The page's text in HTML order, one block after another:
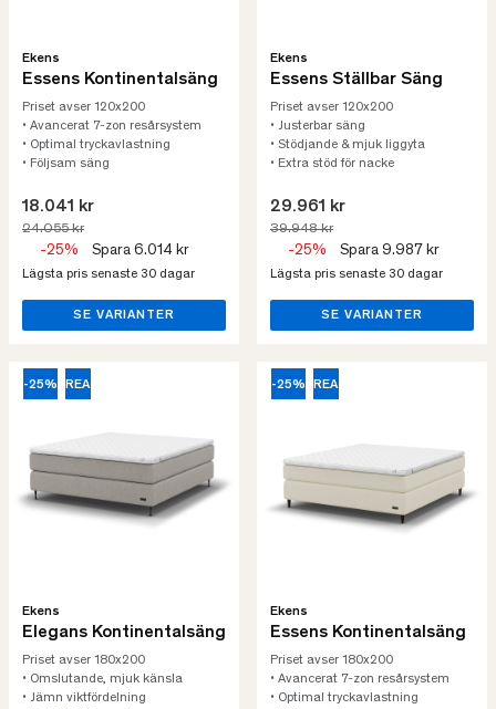
Ekens
Essens Kontinentalsäng
Priset avser 120x200
• Avancerat 7-zon resårsystem
• Optimal tryckavlastning
• Följsam säng
18.041 kr
24.055 kr
-25% Spara 6.014 kr
Lägsta pris senaste 30 dagar
SE VARIANTER
Ekens
Essens Ställbar Säng
Priset avser 120x200
• Justerbar säng
• Stödjande & mjuk liggyta
• Extra stöd för nacke
29.961 kr
39.948 kr
-25% Spara 9.987 kr
Lägsta pris senaste 30 dagar
SE VARIANTER
-25% REA
Ekens
Elegans Kontinentalsäng
Priset avser 180x200
• Omslutande, mjuk känsla
• Jämn viktfördelning
-25% REA
Ekens
Essens Kontinentalsäng
Priset avser 180x200
• Avancerat 7-zon resårsystem
• Optimal tryckavlastning